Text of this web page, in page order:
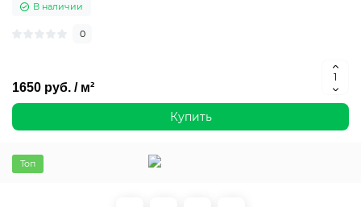
В наличии
0
1650 руб. / м²
Купить
Топ